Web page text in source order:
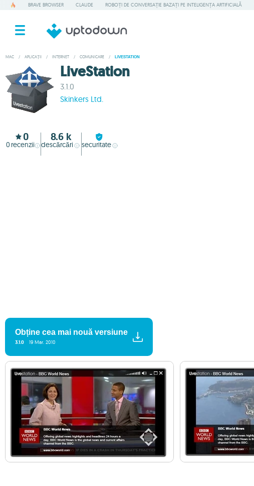
BRAVE BROWSER CLAUDE ROBOȚI DE CONVERSAȚIE BAZAȚI PE INTELIGENȚA ARTIFICIALĂ
MAC / APLICAȚII / INTERNET / COMUNICARE / LIVESTATION
LiveStation
3.1.0
Skinkers Ltd.
0
0 recenzii
8.6 k
descărcări securitate
Obține cea mai nouă versiune
3.1.0 19 Mar. 2010